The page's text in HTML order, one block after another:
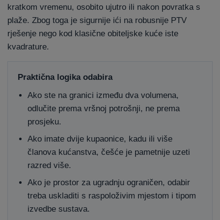
kratkom vremenu, osobito ujutro ili nakon povratka s
plaže. Zbog toga je sigurnije ići na robusnije PTV
rješenje nego kod klasične obiteljske kuće iste
kvadrature.
Praktična logika odabira
Ako ste na granici između dva volumena,
odlučite prema vršnoj potrošnji, ne prema
prosjeku.
Ako imate dvije kupaonice, kadu ili više
članova kućanstva, češće je pametnije uzeti
razred više.
Ako je prostor za ugradnju ograničen, odabir
treba uskladiti s raspoloživim mjestom i tipom
izvedbe sustava.